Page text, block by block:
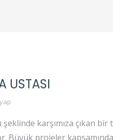
USTASI
karşımıza çıkan
Büyük projeler